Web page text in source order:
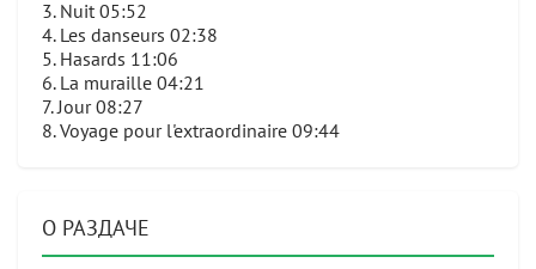
3. Nuit 05:52
4. Les danseurs 02:38
5. Hasards 11:06
6. La muraille 04:21
7. Jour 08:27
8. Voyage pour l'extraordinaire 09:44
О РАЗДАЧЕ